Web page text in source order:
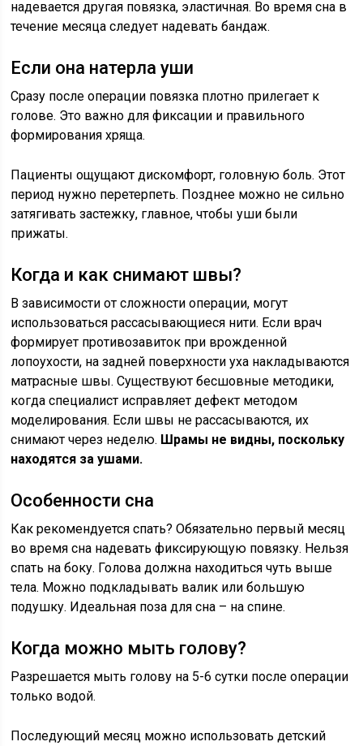
надевается другая повязка, эластичная. Во время сна в
течение месяца следует надевать бандаж.
Если она натерла уши
Сразу после операции повязка плотно прилегает к
голове. Это важно для фиксации и правильного
формирования хряща.
Пациенты ощущают дискомфорт, головную боль. Этот
период нужно перетерпеть. Позднее можно не сильно
затягивать застежку, главное, чтобы уши были
прижаты.
Когда и как снимают швы?
В зависимости от сложности операции, могут
использоваться рассасывающиеся нити. Если врач
формирует противозавиток при врожденной
лопоухости, на задней поверхности уха накладываются
матрасные швы. Существуют бесшовные методики,
когда специалист исправляет дефект методом
моделирования. Если швы не рассасываются, их
снимают через неделю. Шрамы не видны, поскольку
находятся за ушами.
Особенности сна
Как рекомендуется спать? Обязательно первый месяц
во время сна надевать фиксирующую повязку. Нельзя
спать на боку. Голова должна находиться чуть выше
тела. Можно подкладывать валик или большую
подушку. Идеальная поза для сна – на спине.
Когда можно мыть голову?
Разрешается мыть голову на 5-6 сутки после операции
только водой.
Последующий месяц можно использовать детский